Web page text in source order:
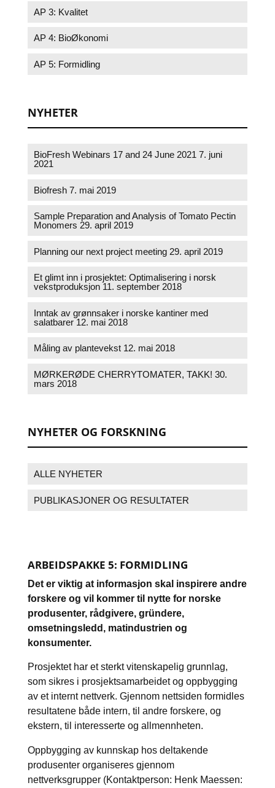
AP 3: Kvalitet
AP 4: BioØkonomi
AP 5: Formidling
NYHETER
BioFresh Webinars 17 and 24 June 2021 7. juni
2021
Biofresh 7. mai 2019
Sample Preparation and Analysis of Tomato Pectin
Monomers 29. april 2019
Planning our next project meeting 29. april 2019
Et glimt inn i prosjektet: Optimalisering i norsk
vekstproduksjon 11. september 2018
Inntak av grønnsaker i norske kantiner med
salatbarer 12. mai 2018
Måling av plantevekst 12. mai 2018
MØRKERØDE CHERRYTOMATER, TAKK! 30.
mars 2018
NYHETER OG FORSKNING
ALLE NYHETER
PUBLIKASJONER OG RESULTATER
ARBEIDSPAKKE 5: FORMIDLING
Det er viktig at informasjon skal inspirere andre
forskere og vil kommer til nytte for norske
produsenter, rådgivere, gründere,
omsetningsledd, matindustrien og
konsumenter.
Prosjektet har et sterkt vitenskapelig grunnlag,
som sikres i prosjektsamarbeidet og oppbygging
av et internt nettverk. Gjennom nettsiden formidles
resultatene både intern, til andre forskere, og
ekstern, til interesserte og allmennheten.
Oppbygging av kunnskap hos deltakende
produsenter organiseres gjennom
nettverksgrupper (Kontaktperson: Henk Maessen: